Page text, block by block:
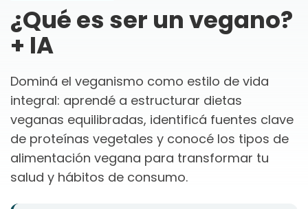
¿Qué es ser un vegano?
+ IA
Dominá el veganismo como estilo de vida
integral: aprendé a estructurar dietas
veganas equilibradas, identificá fuentes clave
de proteínas vegetales y conocé los tipos de
alimentación vegana para transformar tu
salud y hábitos de consumo.